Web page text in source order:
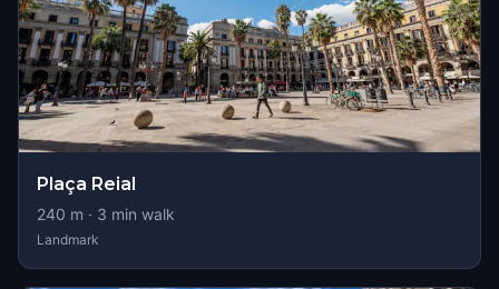
Plaça Reial
240 m · 3 min walk
Landmark